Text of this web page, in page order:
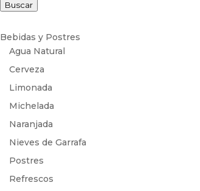
por:
Buscar
Bebidas y Postres
Agua Natural
Cerveza
Limonada
Michelada
Naranjada
Nieves de Garrafa
Postres
Refrescos